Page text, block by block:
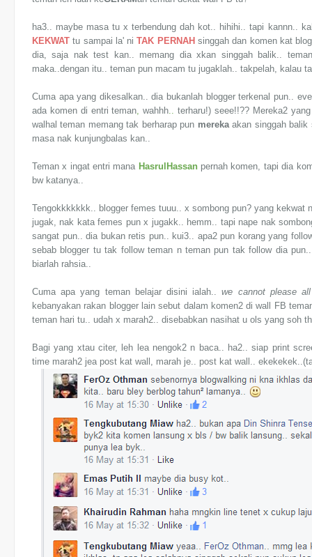
ha3.. maybe masa tu x terbendung dah kot.. hihihi.. tapi kannn..
KEKWAT tu sampai la' niTAK PERNAH singgah dan komen kat
dia, saja nak test kan.. memang dia xkan singgah balik..
maka..dengan itu.. teman pun macam tu jugaklah.. takpelah, kalau
Cuma apa yang dikesalkan.. dia bukanlah blogger terkenal pun..
ada komen di entri teman,wahhh..terharu!) seee!!?? Mereka2
walhal teman memang tak berharap pun merekaakan singgah balik
masa nak kunjungbalas kan..
Teman x ingat entri mana HasrulHassan pernah komen, tapi dia
bw katanya..
Tengokkkkkkk.. blogger femes tuuu.. x sombong pun? yang
jugak, nak kata femes pun x jugakk.. hemm.. tapi nape nak
sangat pun.. dia bukan retis pun.. kui3.. apa2 pun korang yang
sebab blogger tu tak follow teman n teman pun tak follow dia
biarlah rahsia..
Cuma apa yang teman belajar disini ialah..we cannot please
kebanyakan rakan blogger lain sebut dalam komen2 di wall FB
teman hari tu.. udah x marah2.. disebabkan nasihat u ols yang soh
Bagi yang xtau citer, leh lea nengok2 n baca.. ha2.. siap print
time marah2 jea post kat wall, marah je.. post kat wall..